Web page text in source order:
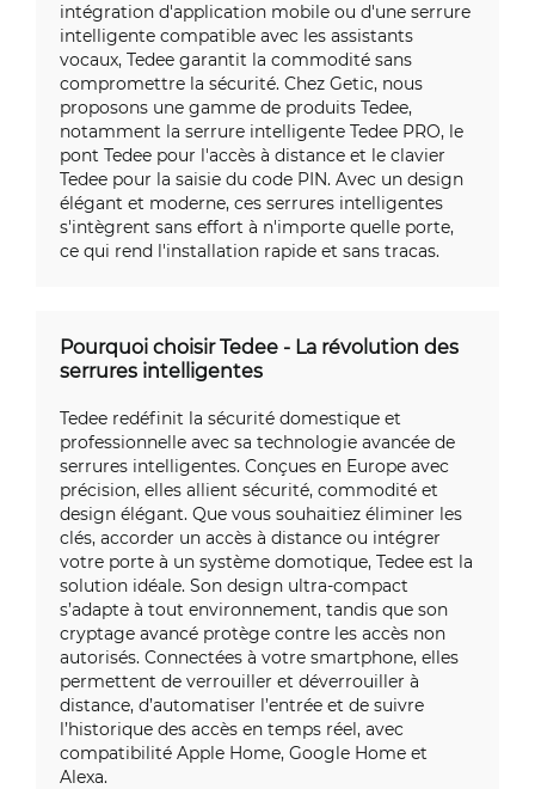
intégration d'application mobile ou d'une serrure
intelligente compatible avec les assistants
vocaux, Tedee garantit la commodité sans
compromettre la sécurité. Chez Getic, nous
proposons une gamme de produits Tedee,
notamment la serrure intelligente Tedee PRO, le
pont Tedee pour l'accès à distance et le clavier
Tedee pour la saisie du code PIN. Avec un design
élégant et moderne, ces serrures intelligentes
s'intègrent sans effort à n'importe quelle porte,
ce qui rend l'installation rapide et sans tracas.
Pourquoi choisir Tedee - La révolution des
serrures intelligentes
Tedee redéfinit la sécurité domestique et
professionnelle avec sa technologie avancée de
serrures intelligentes. Conçues en Europe avec
précision, elles allient sécurité, commodité et
design élégant. Que vous souhaitiez éliminer les
clés, accorder un accès à distance ou intégrer
votre porte à un système domotique, Tedee est la
solution idéale. Son design ultra-compact
s’adapte à tout environnement, tandis que son
cryptage avancé protège contre les accès non
autorisés. Connectées à votre smartphone, elles
permettent de verrouiller et déverrouiller à
distance, d’automatiser l’entrée et de suivre
l’historique des accès en temps réel, avec
compatibilité Apple Home, Google Home et
Alexa.